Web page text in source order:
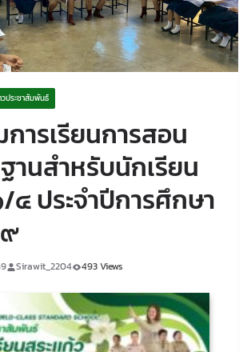
วประชาสัมพันธ์
ารเรียนการสอน
านสำหรับนักเรียน
๔ ประจำปีการศึกษา
Sirawit_2204 493 Views